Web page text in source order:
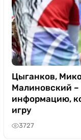
Цыганков,
Малиновский –
информацию,
игру
3727